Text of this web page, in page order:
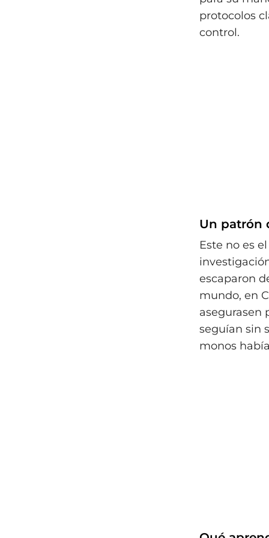
protocolos
control.
Un patrón
Este no es
escaparon
mundo, en
asegurasen
seguían sin
monos